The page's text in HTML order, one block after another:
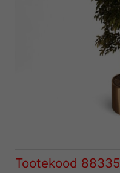
Tootekood 88335